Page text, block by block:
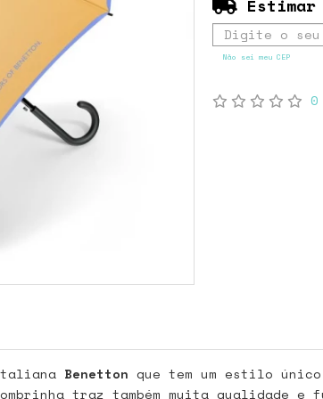
Não sei meu CEP
Benetton que tem um estilo
traz também muita qualidade e